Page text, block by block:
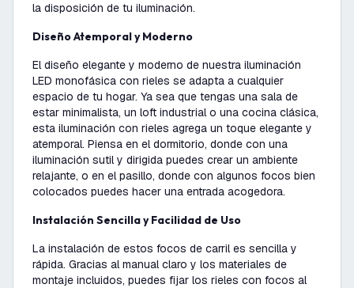
la disposición de tu iluminación.
Diseño Atemporal y Moderno
El diseño elegante y moderno de nuestra iluminación
LED monofásica con rieles se adapta a cualquier
espacio de tu hogar. Ya sea que tengas una sala de
estar minimalista, un loft industrial o una cocina clásica,
esta iluminación con rieles agrega un toque elegante y
atemporal. Piensa en el dormitorio, donde con una
iluminación sutil y dirigida puedes crear un ambiente
relajante, o en el pasillo, donde con algunos focos bien
colocados puedes hacer una entrada acogedora.
Instalación Sencilla y Facilidad de Uso
La instalación de estos focos de carril es sencilla y
rápida. Gracias al manual claro y los materiales de
montaje incluidos, puedes fijar los rieles con focos al